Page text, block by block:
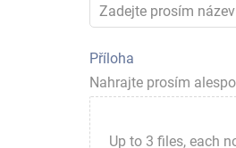
Příloha
Nahrajte prosím
Up to 3 files, each